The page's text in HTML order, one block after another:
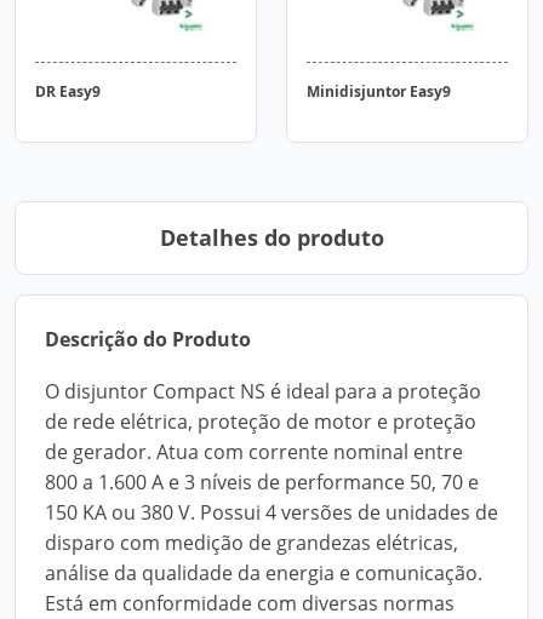
DR Easy9 Minidisjuntor Easy9
Detalhes do produto
Descrição do Produto
O disjuntor Compact NS é ideal para a proteção
de rede elétrica, proteção de motor e proteção
de gerador. Atua com corrente nominal entre
800 a 1.600 A e 3 níveis de performance 50, 70 e
150 KA ou 380 V. Possui 4 versões de unidades de
disparo com medição de grandezas elétricas,
análise da qualidade da energia e comunicação.
Está em conformidade com diversas normas